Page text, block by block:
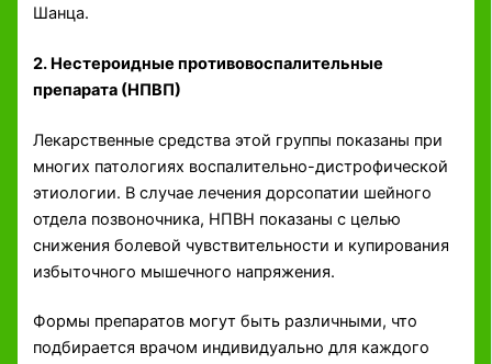
Шанца.
2. Нестероидные противовоспалительные
препарата (НПВП)
Лекарственные средства этой группы показаны при
многих патологиях воспалительно-дистрофической
этиологии. В случае лечения дорсопатии шейного
отдела позвоночника, НПВН показаны с целью
снижения болевой чувствительности и купирования
избыточного мышечного напряжения.
Формы препаратов могут быть различными, что
подбирается врачом индивидуально для каждого